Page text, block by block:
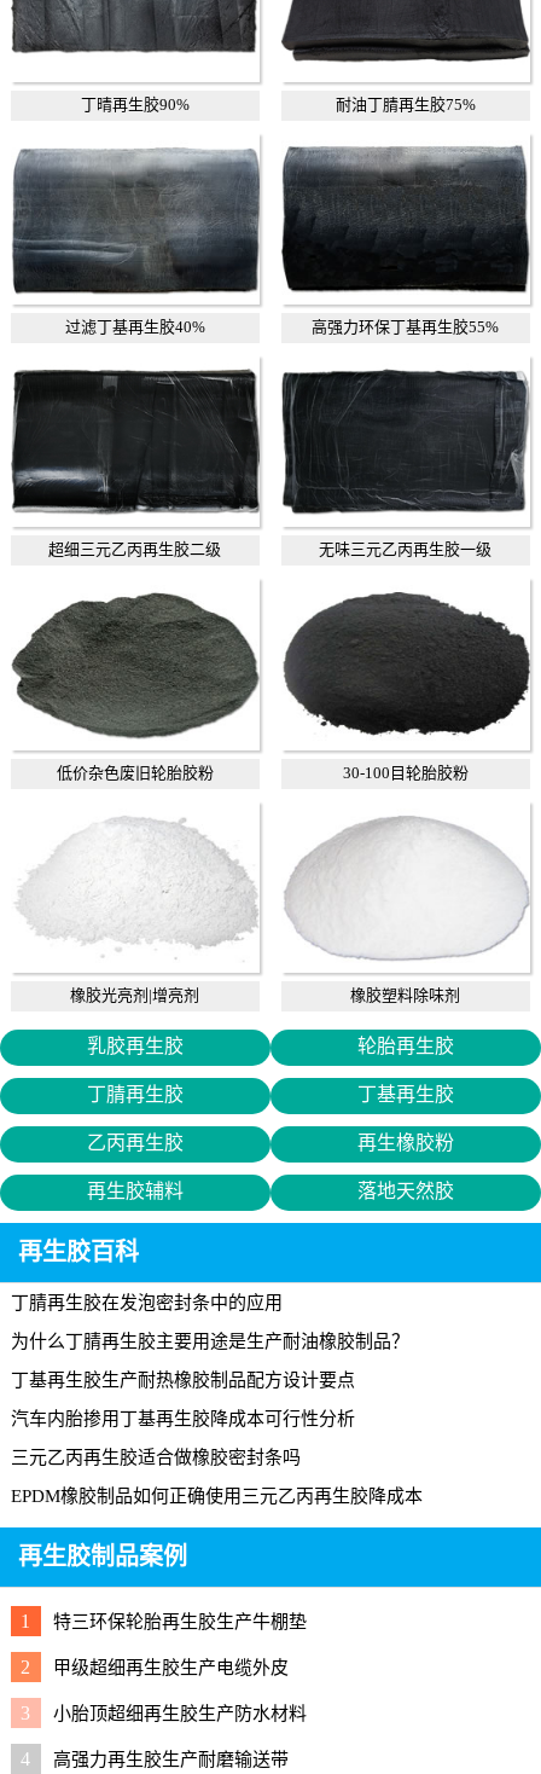
丁晴再生胶90% 耐油丁腈再生胶75%
过滤丁基再生胶40% 高强力环保丁基再生胶55%
超细三元乙丙再生胶二级 无味三元乙丙再生胶一级
低价杂色废旧轮胎胶粉 30-100目轮胎胶粉
橡胶光亮剂|增亮剂 橡胶塑料除味剂
乳胶再生胶 轮胎再生胶
丁腈再生胶 丁基再生胶
乙丙再生胶 再生橡胶粉
再生胶辅料 落地天然胶
再生胶百科
丁腈再生胶在发泡密封条中的应用
为什么丁腈再生胶主要用途是生产耐油橡胶制品？
丁基再生胶生产耐热橡胶制品配方设计要点
汽车内胎掺用丁基再生胶降成本可行性分析
三元乙丙再生胶适合做橡胶密封条吗
EPDM橡胶制品如何正确使用三元乙丙再生胶降成本
再生胶制品案例
1 特三环保轮胎再生胶生产牛棚垫
2 甲级超细再生胶生产电缆外皮
3 小胎顶超细再生胶生产防水材料
4 高强力再生胶生产耐磨输送带